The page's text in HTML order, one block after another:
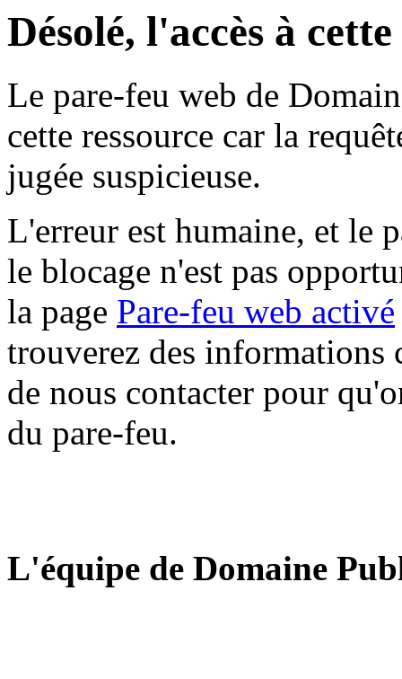
Désolé, l'accès à
Le pare-feu web de
cette ressource car la
jugée suspicieuse.
L'erreur est humaine, et le
le blocage n'est pas
la page Pare-feu web activé
trouverez des informations
de nous contacter pour
du pare-feu.
L'équipe de Domaine